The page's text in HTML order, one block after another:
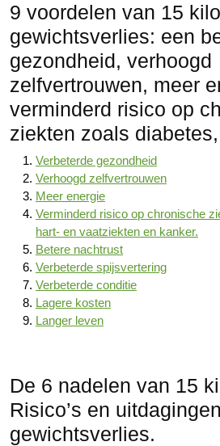
9 voordelen van 15 kilo
gewichtsverlies: een
gezondheid, verhoogd
zelfvertrouwen, meer
verminderd risico op
ziekten zoals diabetes,
Verbeterde gezondheid
Verhoogd zelfvertrouwen
Meer energie
Verminderd risico op chronische
hart- en vaatziekten en kanker.
Betere nachtrust
Verbeterde spijsvertering
Verbeterde conditie
Lagere kosten
Langer leven
De 6 nadelen van 15
Risico’s en
gewichtsverlies.